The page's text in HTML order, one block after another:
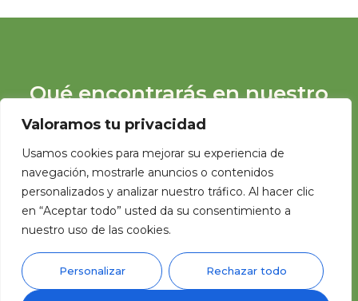
Valoramos tu privacidad
Usamos cookies para mejorar su experiencia de
navegación, mostrarle anuncios o contenidos
personalizados y analizar nuestro tráfico. Al hacer clic
en “Aceptar todo” usted da su consentimiento a
nuestro uso de las cookies.
Personalizar Rechazar todo
Qué encontrarás en nuestro
camping
Naturaleza Tranquilidad
y
desconexión
Entorno
inexplorado
Paraíso
para los
niños